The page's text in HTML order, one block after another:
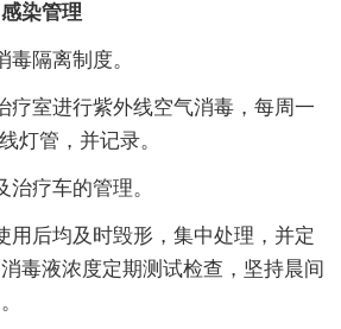
染管理
隔离制度。
室进行紫外线空气消毒，每周一
灯管，并记录。
疗车的管理。
后均及时毁形，集中处理，并定
毒液浓度定期测试检查，坚持晨间